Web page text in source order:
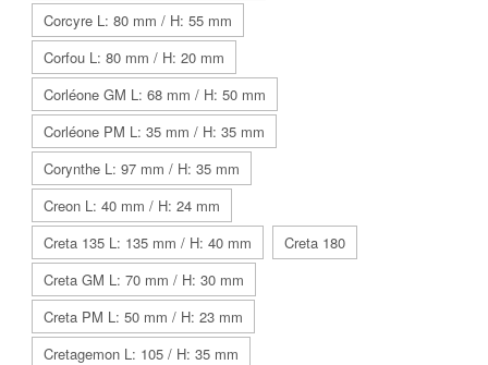
Corcyre L: 80 mm / H: 55 mm
Corfou L: 80 mm / H: 20 mm
Corléone GM L: 68 mm / H: 50 mm
Corléone PM L: 35 mm / H: 35 mm
Corynthe L: 97 mm / H: 35 mm
Creon L: 40 mm / H: 24 mm
Creta 135 L: 135 mm / H: 40 mm
Creta 180
Creta GM L: 70 mm / H: 30 mm
Creta PM L: 50 mm / H: 23 mm
Cretagemon L: 105 / H: 35 mm